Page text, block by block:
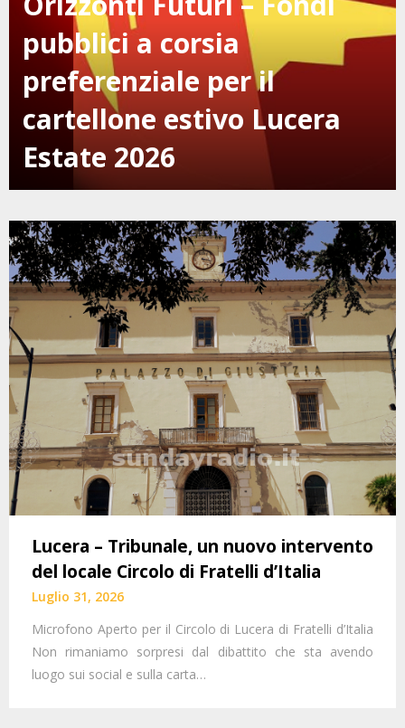
pubblici a corsia
preferenziale per il
cartellone estivo Lucera
Estate 2026
Lucera – Tribunale, un nuovo intervento
del locale Circolo di Fratelli d’Italia
Luglio 31, 2026
Microfono Aperto per il Circolo di Lucera di Fratelli d’Italia
Non rimaniamo sorpresi dal dibattito che sta avendo
luogo sui social e sulla carta…